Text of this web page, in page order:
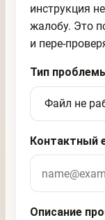
инструкция
жалобу. Это
и пере-
Тип
Контактный
Описание